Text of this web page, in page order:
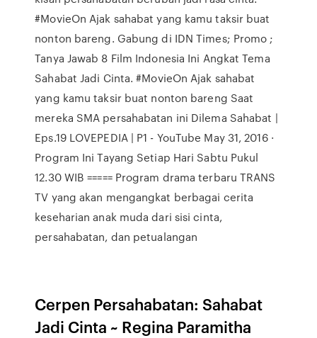
#MovieOn Ajak sahabat yang kamu taksir buat
nonton bareng. Gabung di IDN Times; Promo ;
Tanya Jawab 8 Film Indonesia Ini Angkat Tema
Sahabat Jadi Cinta. #MovieOn Ajak sahabat
yang kamu taksir buat nonton bareng Saat
mereka SMA persahabatan ini Dilema Sahabat |
Eps.19 LOVEPEDIA | P1 - YouTube May 31, 2016 ·
Program Ini Tayang Setiap Hari Sabtu Pukul
12.30 WIB ===== Program drama terbaru TRANS
TV yang akan mengangkat berbagai cerita
keseharian anak muda dari sisi cinta,
persahabatan, dan petualangan
Cerpen Persahabatan: Sahabat
Jadi Cinta ~ Regina Paramitha